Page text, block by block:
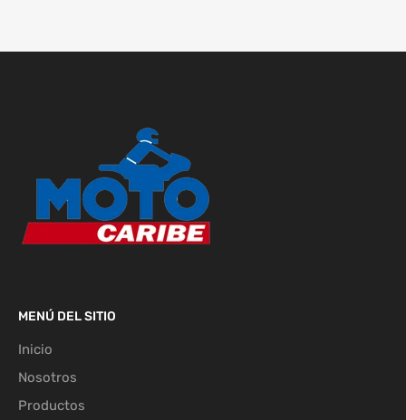
IMPERMEABLE FP CYCLONE NEGRO
NARANJA NEON
Vendido
MENÚ DEL SITIO
Inicio
Nosotros
Productos